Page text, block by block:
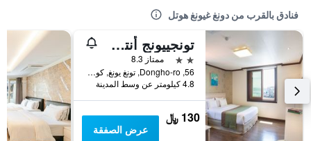
فنادق بالقرب من دونغ غيونغ هوتل
تونجييونج أنتشوفي توريست هوتل
2 نجمتين
ممتاز 8.3
56, Dongho-ro, تونغ يونغ, كوريا الجنوبية
4.8 كيلومتر عن وسط المدينة
130 ﷼
عرض الصفقة